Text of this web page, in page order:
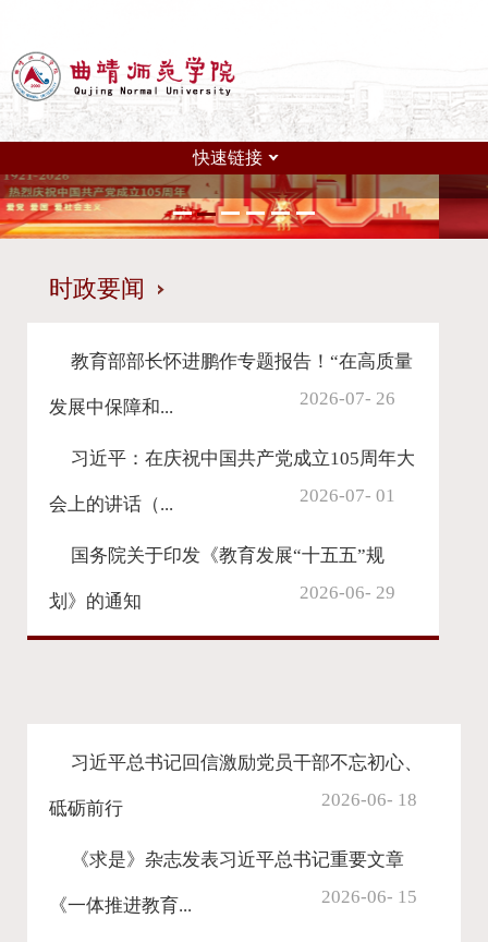
2026年8月6日 星
时政要闻
教育部部长怀进鹏作专题报告！“在高质量
发展中保障和... 2026-07- 26
习近平：在庆祝中国共产党成立105周年大
会上的讲话（... 2026-07- 01
国务院关于印发《教育发展“十五五”规
划》的通知 2026-06- 29
习近平总书记回信激励党员干部不忘初心、
砥砺前行 2026-06- 18
《求是》杂志发表习近平总书记重要文章
《一体推进教育... 2026-06- 15